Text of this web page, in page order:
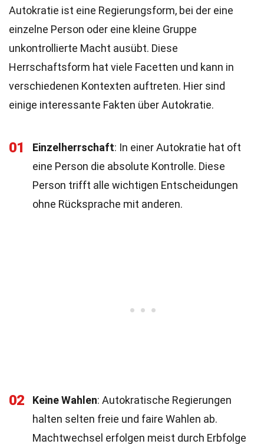
Autokratie ist eine Regierungsform, bei der eine
einzelne Person oder eine kleine Gruppe
unkontrollierte Macht ausübt. Diese
Herrschaftsform hat viele Facetten und kann in
verschiedenen Kontexten auftreten. Hier sind
einige interessante Fakten über Autokratie.
01 Einzelherrschaft: In einer Autokratie hat oft
eine Person die absolute Kontrolle. Diese
Person trifft alle wichtigen Entscheidungen
ohne Rücksprache mit anderen.
02 Keine Wahlen: Autokratische Regierungen
halten selten freie und faire Wahlen ab.
Machtwechsel erfolgen meist durch Erbfolge